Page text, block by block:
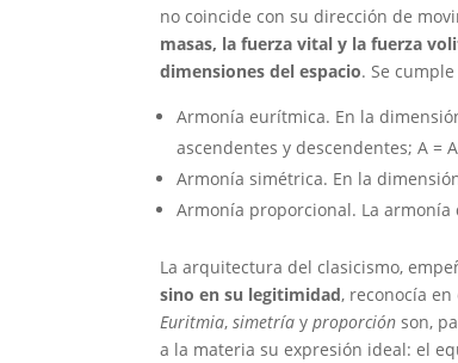
no coincide con su dirección de
masas, la fuerza vital y la fuerza
dimensiones del espacio. Se
Armonía eurítmica. En la
ascendentes y descendentes; A = A
Armonía simétrica. En la
Armonía proporcional. La armonía
La arquitectura del clasicismo,
sino en su legitimidad, reconocía
Euritmia,simetría yproporción son,
a la materia su expresión ideal: el